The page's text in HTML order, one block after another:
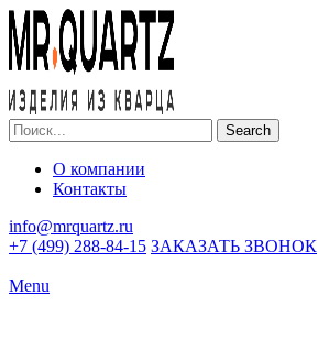
Search
О компании
Контакты
info@mrquartz.ru
+7 (499) 288-84-15 ЗАКАЗАТЬ ЗВОНОК
Menu